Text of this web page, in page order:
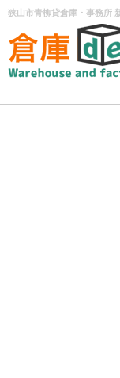
狭山市青柳貸倉庫・事務所